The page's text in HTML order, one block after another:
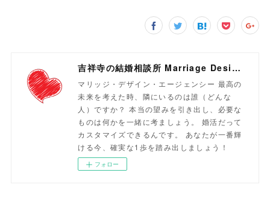
吉祥寺の結婚相談所 Marriage Design Agency
マリッジ・デザイン・エージェンシー 最高の
未来を考えた時、隣にいるのは誰（どんな
人）ですか？ 本当の望みを引き出し、必要な
ものは何かを一緒に考ましょう。 婚活だって
カスタマイズできるんです。 あなたが一番輝
ける今、確実な1歩を踏み出しましょう！
フォロー